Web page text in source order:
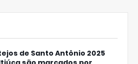
de Santo Antônio 2025